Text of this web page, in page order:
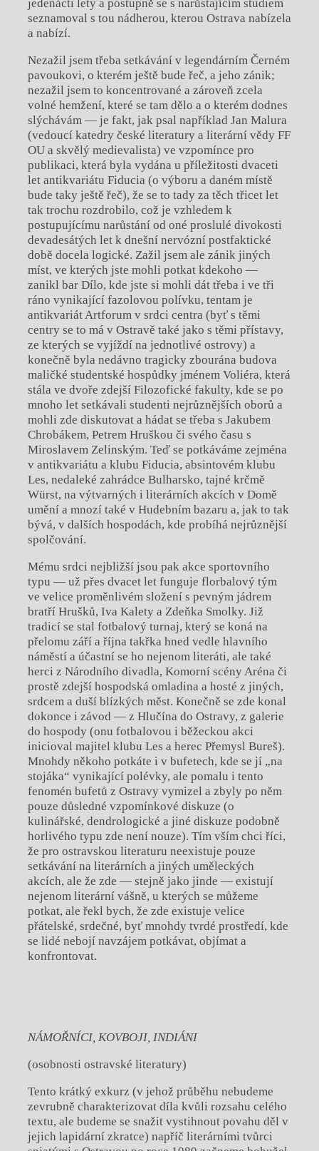
jedenácti lety a postupně se s narůstajícím studiem
seznamoval s tou nádherou, kterou Ostrava nabízela
a nabízí.
Nezažil jsem třeba setkávání v legendárním Černém
pavoukovi, o kterém ještě bude řeč, a jeho zánik;
nezažil jsem to koncentrované a zároveň zcela
volné hemžení, které se tam dělo a o kterém dodnes
slýchávám — je fakt, jak psal například Jan Malura
(vedoucí katedry české literatury a literární vědy FF
OU a skvělý medievalista) ve vzpomínce pro
publikaci, která byla vydána u příležitosti dvaceti
let antikvariátu Fiducia (o výboru a daném místě
bude taky ještě řeč), že se to tady za těch třicet let
tak trochu rozdrobilo, což je vzhledem k
postupujícímu narůstání od oné proslulé divokosti
devadesátých let k dnešní nervózní postfaktické
době docela logické. Zažil jsem ale zánik jiných
míst, ve kterých jste mohli potkat kdekoho —
zanikl bar Dílo, kde jste si mohli dát třeba i ve tři
ráno vynikající fazolovou polívku, tentam je
antikvariát Artforum v srdci centra (byť s těmi
centry se to má v Ostravě také jako s těmi přístavy,
ze kterých se vyjíždí na jednotlivé ostrovy) a
konečně byla nedávno tragicky zbourána budova
maličké studentské hospůdky jménem Voliéra, která
stála ve dvoře zdejší Filozofické fakulty, kde se po
mnoho let setkávali studenti nejrůznějších oborů a
mohli zde diskutovat a hádat se třeba s Jakubem
Chrobákem, Petrem Hruškou či svého času s
Miroslavem Zelinským. Teď se potkáváme zejména
v antikvariátu a klubu Fiducia, absintovém klubu
Les, nedaleké zahrádce Bulharsko, tajné krčmě
Würst, na výtvarných i literárních akcích v Domě
umění a mnozí také v Hudebním bazaru a, jak to tak
bývá, v dalších hospodách, kde probíhá nejrůznější
spolčování.
Mému srdci nejbližší jsou pak akce sportovního
typu — už přes dvacet let funguje florbalový tým
ve velice proměnlivém složení s pevným jádrem
bratří Hrušků, Iva Kalety a Zdeňka Smolky. Již
tradicí se stal fotbalový turnaj, který se koná na
přelomu září a října takřka hned vedle hlavního
náměstí a účastní se ho nejenom literáti, ale také
herci z Národního divadla, Komorní scény Aréna či
prostě zdejší hospodská omladina a hosté z jiných,
srdcem a duší blízkých měst. Konečně se zde konal
dokonce i závod — z Hlučína do Ostravy, z galerie
do hospody (onu fotbalovou i běžeckou akci
inicioval majitel klubu Les a herec Přemysl Bureš).
Mnohdy někoho potkáte i v bufetech, kde se jí „na
stojáka“ vynikající polévky, ale pomalu i tento
fenomén bufetů z Ostravy vymizel a zbyly po něm
pouze důsledné vzpomínkové diskuze (o
kulinářské, dendrologické a jiné diskuze podobně
horlivého typu zde není nouze). Tím vším chci říci,
že pro ostravskou literaturu neexistuje pouze
setkávání na literárních a jiných uměleckých
akcích, ale že zde — stejně jako jinde — existují
nejenom literární vášně, u kterých se můžeme
potkat, ale řekl bych, že zde existuje velice
přátelské, srdečné, byť mnohdy tvrdé prostředí, kde
se lidé nebojí navzájem potkávat, objímat a
konfrontovat.
NÁMOŘNÍCI, KOVBOJI, INDIÁNI
(osobnosti ostravské literatury)
Tento krátký exkurz (v jehož průběhu nebudeme
zevrubně charakterizovat díla kvůli rozsahu celého
textu, ale budeme se snažit vystihnout povahu děl v
jejich lapidární zkratce) napříč literárními tvůrci